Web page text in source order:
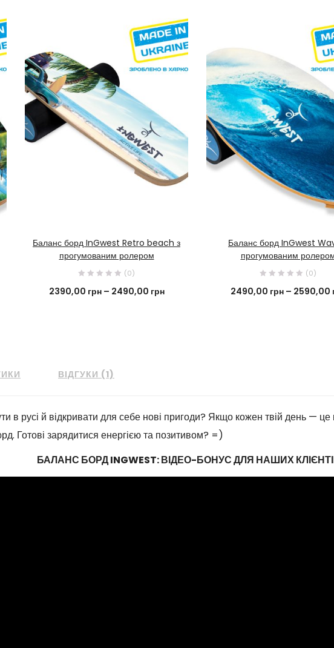
Баланс борд InGwest Retro beach з
прогумованим ролером
(0)
2390,00 грн– 2490,00 грн
Баланс борд InGwest
прогумованим
(0)
2490,00 грн– 2590,00
ВІДГУКИ (1)
в русі й відкривати для себе нові пригоди? Якщо кожен твій день — це
Готові зарядитися енергією та позитивом? =)
БАЛАНС БОРД INGWEST: ВІДЕО-БОНУС ДЛЯ НАШИХ